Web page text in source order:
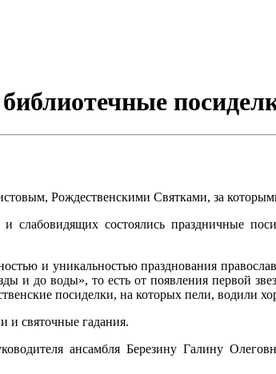
Рождественскими Святками, за
слабовидящих состоялись праздничные
и уникальностью празднования
и до воды», то есть от появления первой
посиделки, на которых пели, водили
и святочные гадания.
ансамбля Березину Галину